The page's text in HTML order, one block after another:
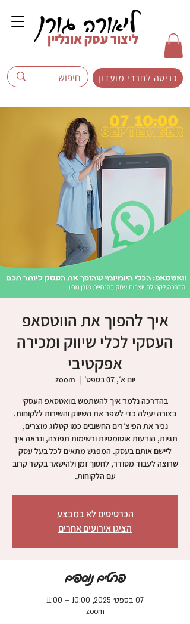
כניסה לחברי מועדון
ליצור עסק אונליין
איך להפוך את הווטסאפ
העסקי לכלי שיווק ומכירה
אפקטיבי
יום א׳, 07 בספט׳
  |
zoom
בהדרכה נלמד איך להשתמש בוואטסאפ העסקי
בצורה יעילה כדי לשפר את השיווק והשירות ללקוחות.
נכיר את הפיצ’רים החשובים כמו קטלוג מוצרים,
תגיות, הודעות אוטומטיות ורשימות תפוצה, ונראה איך
ליישם אותם בעסק. המפגש מתאים לכל בעל עסק
שרוצה לעבוד מסודר, לחסוך זמן ולהישאר בקשר קרוב
עם הלקוחות.
הכרטיסים לא במבצע
הציגו אירועים אחרים
פרטים נוספים
07 בספט׳ 2025, 10:00 – 11:00
zoom